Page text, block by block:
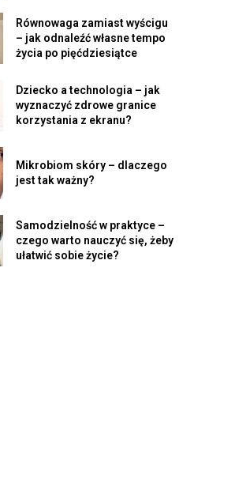
Równowaga zamiast wyścigu
– jak odnaleźć własne tempo
życia po pięćdziesiątce
Dziecko a technologia – jak
wyznaczyć zdrowe granice
korzystania z ekranu?
Mikrobiom skóry – dlaczego
jest tak ważny?
Samodzielność w praktyce –
czego warto nauczyć się, żeby
ułatwić sobie życie?